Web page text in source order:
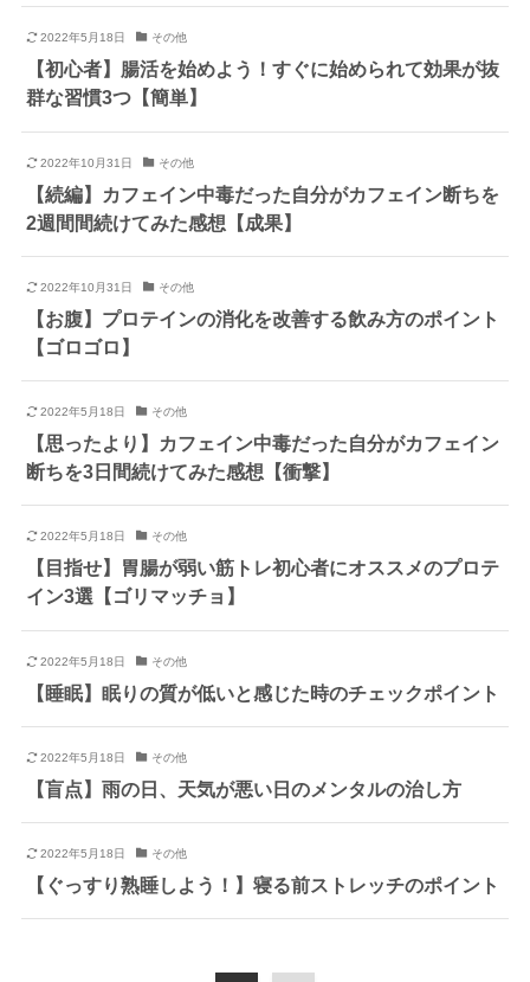
2022年5月18日 その他
【初心者】腸活を始めよう！すぐに始められて効果が抜
群な習慣3つ【簡単】
2022年10月31日 その他
【続編】カフェイン中毒だった自分がカフェイン断ちを
2週間間続けてみた感想【成果】
2022年10月31日 その他
【お腹】プロテインの消化を改善する飲み方のポイント
【ゴロゴロ】
2022年5月18日 その他
【思ったより】カフェイン中毒だった自分がカフェイン
断ちを3日間続けてみた感想【衝撃】
2022年5月18日 その他
【目指せ】胃腸が弱い筋トレ初心者にオススメのプロテ
イン3選【ゴリマッチョ】
2022年5月18日 その他
【睡眠】眠りの質が低いと感じた時のチェックポイント
2022年5月18日 その他
【盲点】雨の日、天気が悪い日のメンタルの治し方
2022年5月18日 その他
【ぐっすり熟睡しよう！】寝る前ストレッチのポイント